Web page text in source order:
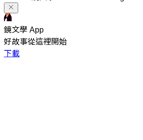
鏡文學 App
好故事從這裡開始
下載